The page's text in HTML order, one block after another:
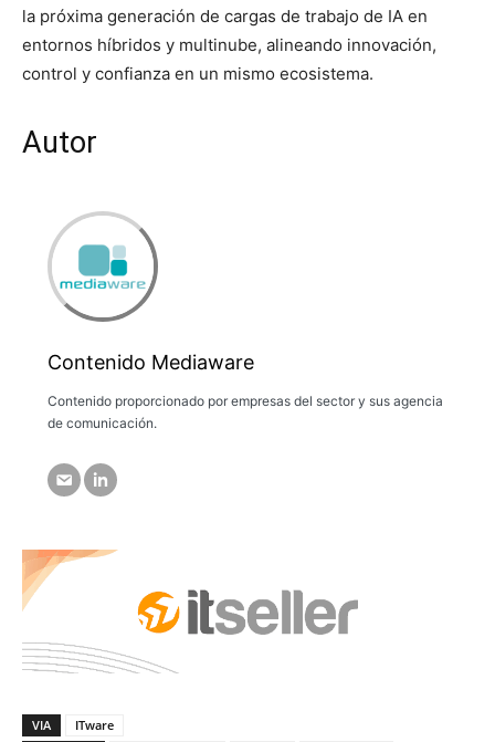
la próxima generación de cargas de trabajo de IA en
entornos híbridos y multinube, alineando innovación,
control y confianza en un mismo ecosistema.
Autor
Contenido Mediaware
Contenido proporcionado por empresas del sector y sus agencia
de comunicación.
VIA
ITware